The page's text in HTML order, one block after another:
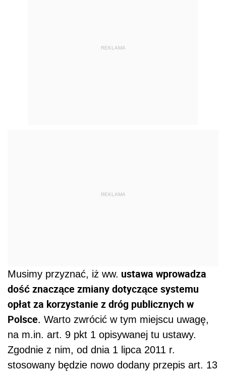
REKLAMA
REKLAMA
Musimy przyznać, iż ww. ustawa wprowadza
dość znaczące zmiany dotyczące systemu
opłat za korzystanie z dróg publicznych w
Polsce. Warto zwrócić w tym miejscu uwagę,
na m.in. art. 9 pkt 1 opisywanej tu ustawy.
Zgodnie z nim, od dnia 1 lipca 2011 r.
stosowany będzie nowo dodany przepis art. 13